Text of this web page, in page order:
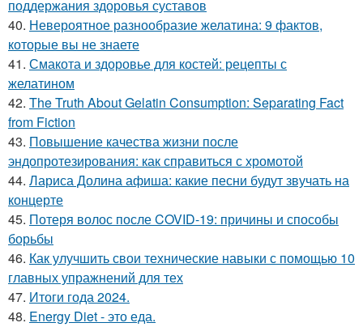
поддержания здоровья суставов
40. Невероятное разнообразие желатина: 9 фактов,
которые вы не знаете
41. Смакота и здоровье для костей: рецепты с
желатином
42. The Truth About Gelatin Consumption: Separating Fact
from Fiction
43. Повышение качества жизни после
эндопротезирования: как справиться с хромотой
44. Лариса Долина афиша: какие песни будут звучать на
концерте
45. Потеря волос после COVID-19: причины и способы
борьбы
46. Как улучшить свои технические навыки с помощью 10
главных упражнений для тех
47. Итоги года 2024.
48. Energy Diet - это еда.